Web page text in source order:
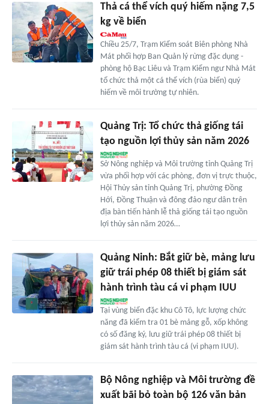
Thả cá thể vích quý hiếm nặng 7,5
kg về biển
Chiều 25/7, Trạm Kiểm soát Biên phòng Nhà
Mát phối hợp Ban Quản lý rừng đặc dụng -
phòng hộ Bạc Liêu và Trạm Kiểm ngư Nhà Mát
tổ chức thả một cá thể vích (rùa biển) quý
hiếm về môi trường tự nhiên.
Quảng Trị: Tổ chức thả giống tái
tạo nguồn lợi thủy sản năm 2026
Sở Nông nghiệp và Môi trường tỉnh Quảng Trị
vừa phối hợp với các phòng, đơn vị trực thuộc,
Hội Thủy sản tỉnh Quảng Trị, phường Đồng
Hới, Đồng Thuận và đông đảo ngư dân trên
địa bàn tiến hành lễ thả giống tái tạo nguồn
lợi thủy sản năm 2026…
Quảng Ninh: Bắt giữ bè, mảng lưu
giữ trái phép 08 thiết bị giám sát
hành trình tàu cá vi phạm IUU
Tại vùng biển đặc khu Cô Tô, lực lượng chức
năng đã kiểm tra 01 bè mảng gỗ, xốp không
có số đăng ký, lưu giữ trái phép 08 thiết bị
giám sát hành trình tàu cá (vi phạm IUU).
Bộ Nông nghiệp và Môi trường đề
xuất bãi bỏ toàn bộ 126 văn bản